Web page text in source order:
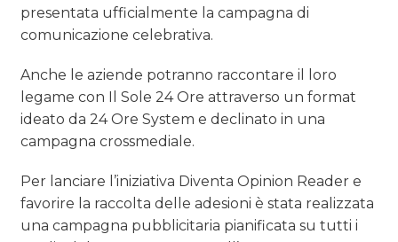
presentata ufficialmente la campagna di
comunicazione celebrativa.
Anche le aziende potranno raccontare il loro
legame con Il Sole 24 Ore attraverso un format
ideato da 24 Ore System e declinato in una
campagna crossmediale.
Per lanciare l’iniziativa Diventa Opinion Reader e
favorire la raccolta delle adesioni è stata realizzata
una campagna pubblicitaria pianificata su tutti i